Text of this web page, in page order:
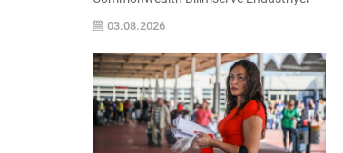
Araştırma Kurumu (CSIRO) tarafından
yapılan testler, South Australia’daki
Baudin Kayalıkları’nda tespit edilen toplu
ölümlerin H5 kaynaklı olduğunu
doğruladı. Vaka teyitleri sadece South
Australia ile sınırlı kalmadı; Western
Australia, New South Wales, Queensland
ve Victoria’da da...
03.08.2026